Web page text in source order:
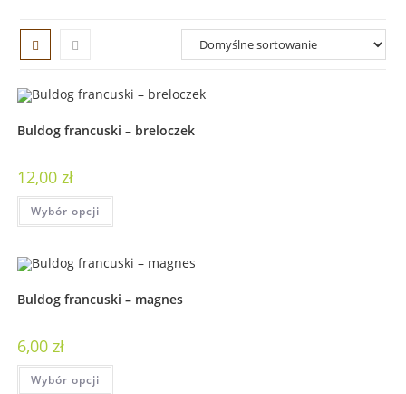
Buldog francuski – breloczek
12,00 zł
Wybór opcji
Buldog francuski – magnes
6,00 zł
Wybór opcji